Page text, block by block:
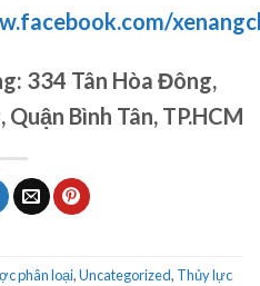
334 Tân Hòa Đông,
Bình Tân, TP.HCM
phân loại,Uncategorized, Thủy lực